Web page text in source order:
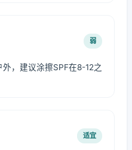
弱
，建议涂擦SPF在8-12之
适宜